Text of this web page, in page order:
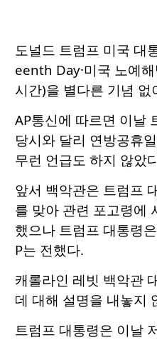
도널드 트럼프 미국 대
eenth Day·미국 노예
시간)을 별다른 기념 없
AP통신에 따르면 이날
당시와 달리 연방공휴
무런 언급도 하지 않았
앞서 백악관은 트럼프
를 맞아 관련 포고령에
했으나 트럼프 대통령
P는 전했다.
캐롤라인 레빗 백악관
데 대해 설명을 내놓지
트럼프 대통령은 이날